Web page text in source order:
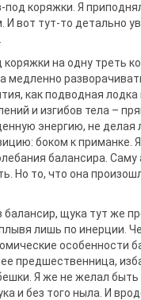
коряжки. Я
И вот тут-то детально
коряжки на одну треть
медленно
как подводная лодка
и изгибов тела –
энергию, не делая
боком к приманке.
балансира. Саму
Но то, что она
балансир, щука тут же
лишь по инерции.
особенности
предшественница,
Я же не желал быть
и без того ныла. И